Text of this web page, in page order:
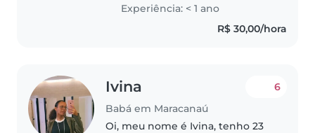
Experiência: < 1 ano
R$ 30,00/hora
Ivina
Babá em Maracanaú
6
Oi, meu nome é Ivina, tenho 23